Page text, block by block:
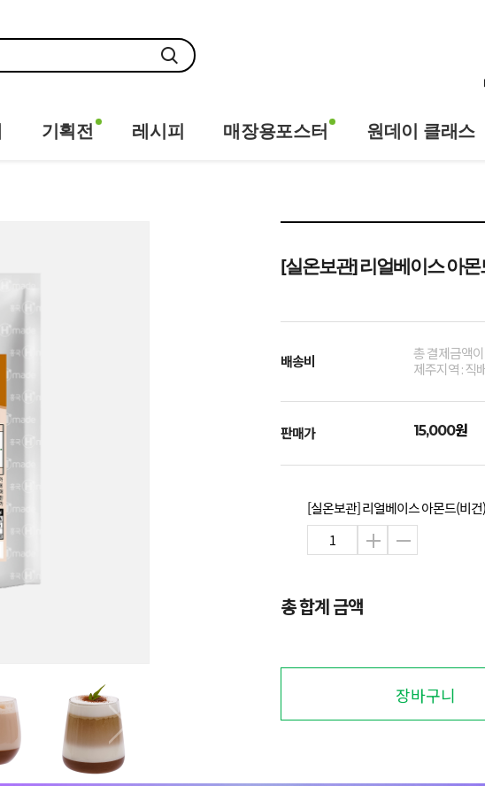
기획전 레시피 매장용포스터 원데이 클래스
[실온보관] 리얼베이스 아몬
배송비
총 결제금액
제주지역 : 직
판매가 15,000원
[실온보관] 리얼베이스 아몬드(비
총 합계 금액
장바구니